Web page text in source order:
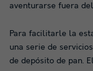
aventurarse fuera
Para facilitarle la
una serie de
de depósito de pan.